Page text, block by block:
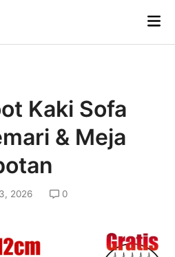
Kaki Sofa
& Meja
2026 0